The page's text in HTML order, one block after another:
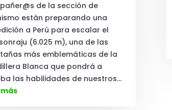
de la sección de
están preparando una
a Perú para escalar el
(6.025 m), una de las
más emblemáticas de la
Blanca que pondrá a
las habilidades de nuestros...